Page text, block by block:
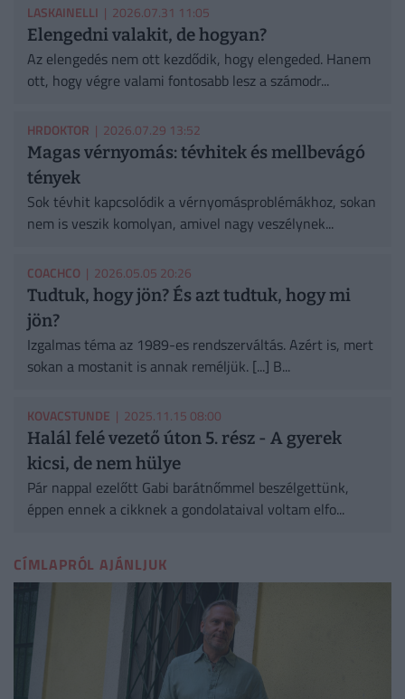
LASKAINELLI | 2026.07.31 11:05
Elengedni valakit, de hogyan?
Az elengedés nem ott kezdődik, hogy elengeded. Hanem
ott, hogy végre valami fontosabb lesz a számodr...
HRDOKTOR | 2026.07.29 13:52
Magas vérnyomás: tévhitek és mellbevágó
tények
Sok tévhit kapcsolódik a vérnyomásproblémákhoz, sokan
nem is veszik komolyan, amivel nagy veszélynek...
COACHCO | 2026.05.05 20:26
Tudtuk, hogy jön? És azt tudtuk, hogy mi
jön?
Izgalmas téma az 1989-es rendszerváltás. Azért is, mert
sokan a mostanit is annak reméljük. [...] B...
KOVACSTUNDE | 2025.11.15 08:00
Halál felé vezető úton 5. rész - A gyerek
kicsi, de nem hülye
Pár nappal ezelőtt Gabi barátnőmmel beszélgettünk,
éppen ennek a cikknek a gondolataival voltam elfo...
CÍMLAPRÓL AJÁNLJUK